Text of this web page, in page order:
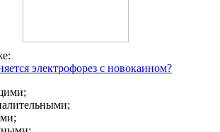
электрофорез с новокаином?